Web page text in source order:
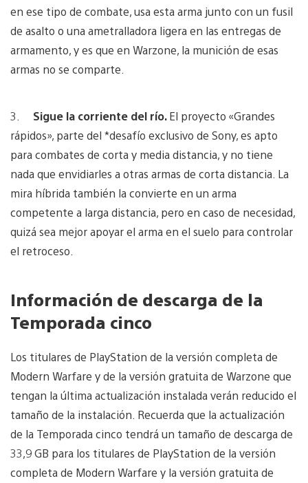
en ese tipo de combate, usa esta arma junto con un fusil
de asalto o una ametralladora ligera en las entregas de
armamento, y es que en Warzone, la munición de esas
armas no se comparte.
3. Sigue la corriente del río.El proyecto «Grandes
rápidos», parte del *desafío exclusivo de Sony, es apto
para combates de corta y media distancia, y no tiene
nada que envidiarles a otras armas de corta distancia. La
mira híbrida también la convierte en un arma
competente a larga distancia, pero en caso de necesidad,
quizá sea mejor apoyar el arma en el suelo para controlar
el retroceso.
Información de descarga de la
Temporada cinco
Los titulares de PlayStation de la versión completa de
Modern Warfare y de la versión gratuita de Warzone que
tengan la última actualización instalada verán reducido el
tamaño de la instalación. Recuerda que la actualización
de la Temporada cinco tendrá un tamaño de descarga de
33,9 GB para los titulares de PlayStation de la versión
completa de Modern Warfare y la versión gratuita de